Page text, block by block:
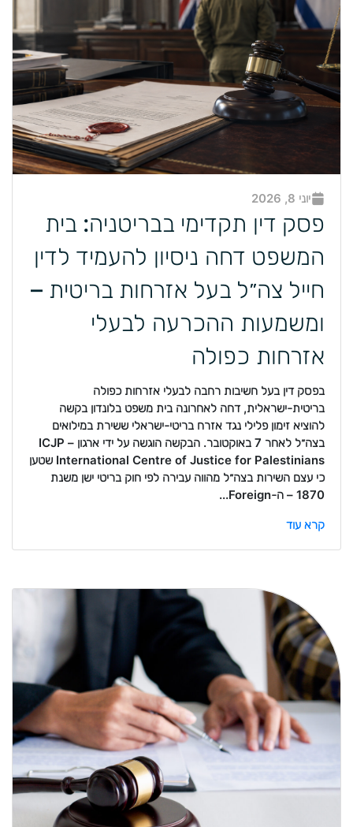
יוני 8, 2026
פסק דין תקדימי בבריטניה: בית
המשפט דחה ניסיון להעמיד לדין
חייל צה״ל בעל אזרחות בריטית –
ומשמעות ההכרעה לבעלי
אזרחות כפולה
בפסק דין בעל חשיבות רחבה לבעלי אזרחות כפולה
בריטית-ישראלית, דחה לאחרונה בית משפט בלונדון בקשה
להוציא זימון פלילי נגד אזרח בריטי-ישראלי ששירת במילואים
בצה״ל לאחר 7 באוקטובר. הבקשה הוגשה על ידי ארגון ICJP –
International Centre of Justice for Palestinians שטען
כי עצם השירות בצה״ל מהווה עבירה לפי חוק בריטי ישן משנת
1870 – ה-Foreign...
קרא עוד